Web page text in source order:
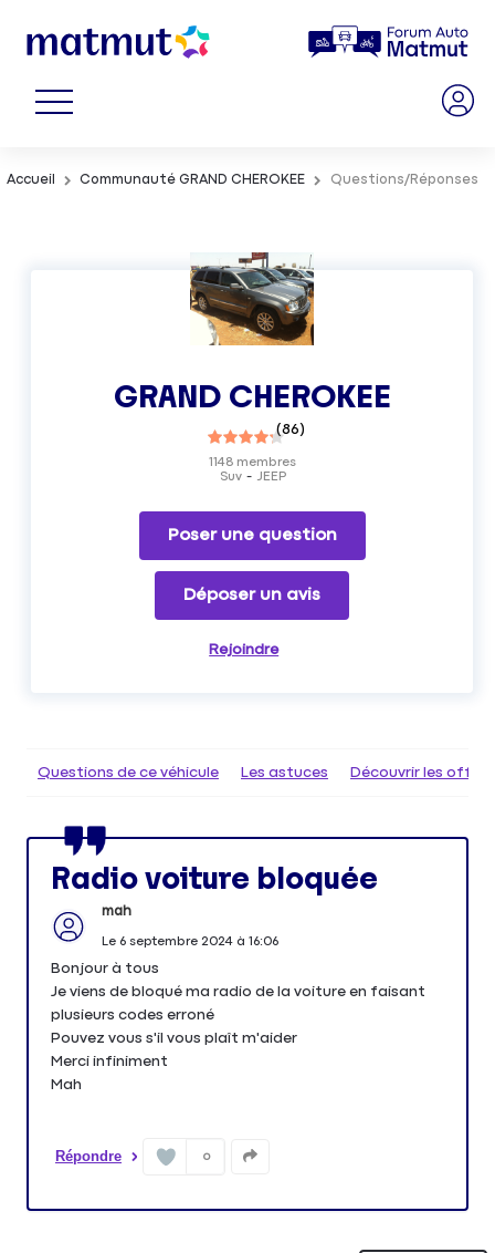
Accueil Communauté GRAND CHEROKEE Questions/Réponses
GRAND CHEROKEE
(86)
Suv JEEP
1148membres
Poser une question
Déposer un avis
Rejoindre
Questions de ce véhicule Les astuces Découvrir les
Radio voiture bloquée
mah
Le 6 septembre 2024à 16:06
Bonjour à tous
Je viens de bloqué ma radio de la voiture en faisant
plusieurs codes erroné
Pouvez vous s'il vous plaît m'aider
Merci infiniment
Mah
Répondre 0